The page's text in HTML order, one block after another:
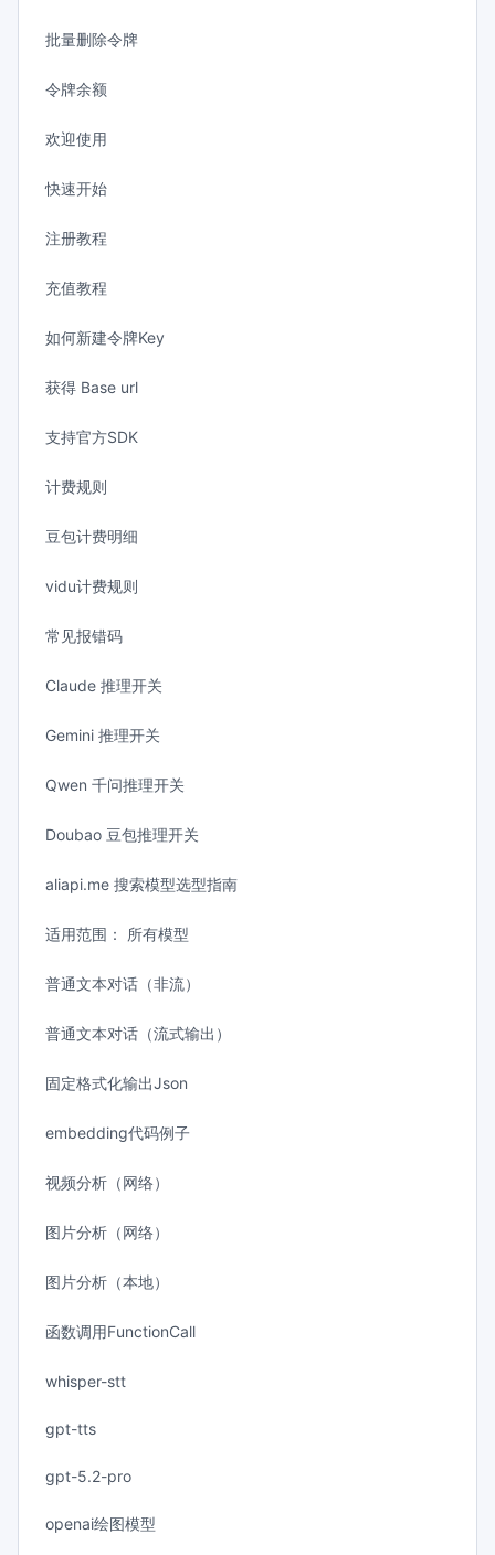
批量删除令牌
令牌余额
欢迎使用
快速开始
注册教程
充值教程
如何新建令牌Key
获得 Base url
支持官方SDK
计费规则
豆包计费明细
vidu计费规则
常见报错码
Claude 推理开关
Gemini 推理开关
Qwen 千问推理开关
Doubao 豆包推理开关
aliapi.me 搜索模型选型指南
适用范围： 所有模型
普通文本对话（非流）
普通文本对话（流式输出）
固定格式化输出Json
embedding代码例子
视频分析（网络）
图片分析（网络）
图片分析（本地）
函数调用FunctionCall
whisper-stt
gpt-tts
gpt-5.2-pro
openai绘图模型